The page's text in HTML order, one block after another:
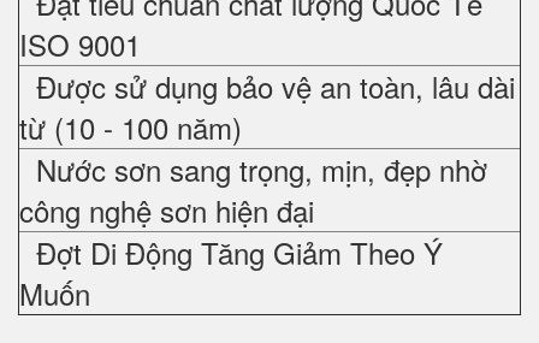
ISO 9001
Được sử dụng bảo vệ an toàn, lâu dài
từ (10 - 100 năm)
Nước sơn sang trọng, mịn, đẹp nhờ
công nghệ sơn hiện đại
Đợt Di Động Tăng Giảm Theo Ý
Muốn